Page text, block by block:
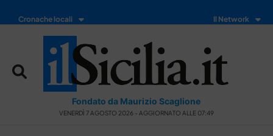
Cronache locali Il Network
Fondato da Maurizio Scaglione
VENERDÌ 7 AGOSTO 2026 - AGGIORNATO ALLE 07:49